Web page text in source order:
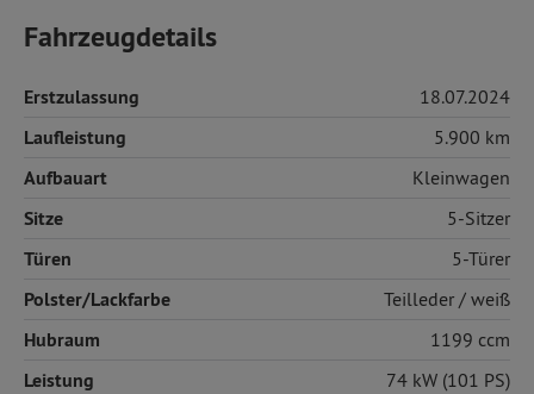
Fahrzeugdetails
Erstzulassung 18.07.2024
Laufleistung 5.900 km
Aufbauart Kleinwagen
Sitze 5-Sitzer
Türen 5-Türer
Polster/Lackfarbe Teilleder / weiß
Hubraum 1199 ccm
Leistung 74 kW (101 PS)